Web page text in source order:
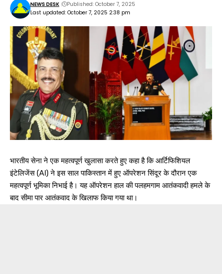
Last updated: October 7, 2025 2:38 pm
NEWS DESK Published: October 7, 2025
भारतीय सेना ने एक महत्वपूर्ण खुलासा करते हुए कहा है कि आर्टिफिशियल
इंटेलिजेंस (AI) ने इस साल पाकिस्तान में हुए ऑपरेशन सिंदूर के दौरान एक
महत्वपूर्ण भूमिका निभाई है। यह ऑपरेशन हाल की पलहमगाम आतंकवादी हमले के
बाद सीमा पार आतंकवाद के खिलाफ किया गया था।